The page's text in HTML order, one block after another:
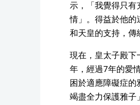
示，「我覺得只有
情」。得益於他的
和天皇的支持，傳
現在，皇太子殿下
年，經過7年的愛
困於適應障礙症
竭盡全力保護雅子